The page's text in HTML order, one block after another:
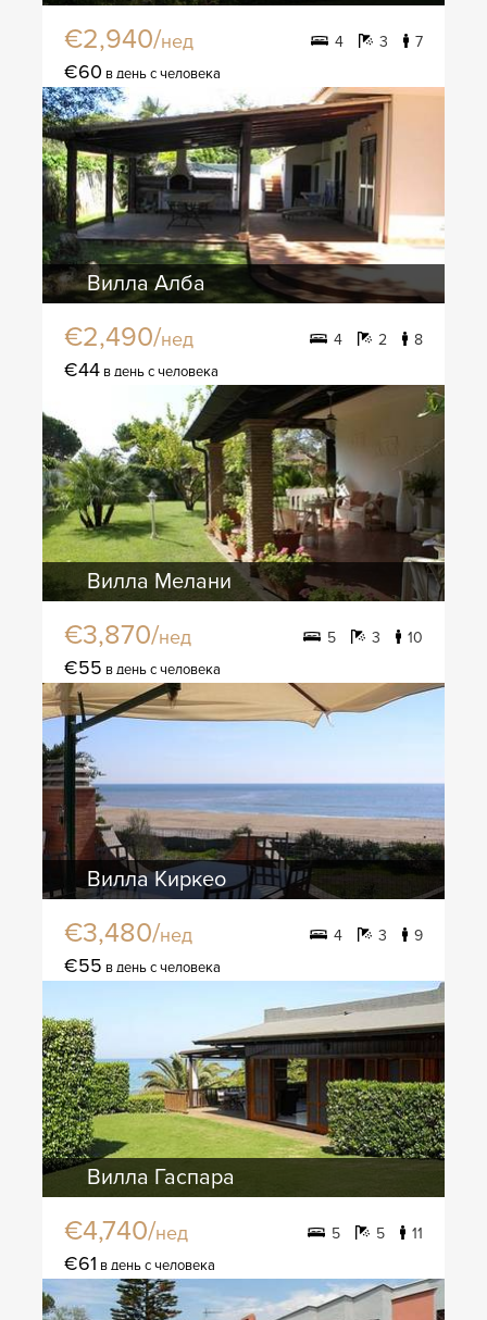
€2,940/нед 4 3 7
€60 в день с человека
Вилла Алба
€2,490/нед 4 2 8
€44 в день с человека
Вилла Мелани
€3,870/нед 5 3 10
€55 в день с человека
Вилла Киркео
€3,480/нед 4 3 9
€55 в день с человека
Вилла Гаспара
€4,740/нед 5 5 11
€61 в день с человека